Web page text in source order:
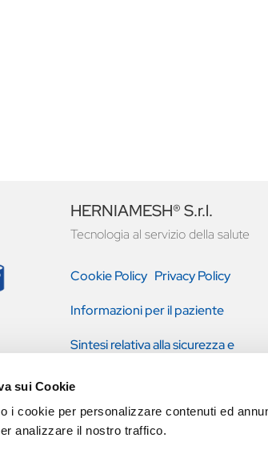
sui Cookie
i cookie per personalizzare contenuti ed
analizzare il nostro traffico.
HERNIAMESH® S.r.l.
Tecnologia al servizio della salute
Cookie Policy Privacy Policy
Informazioni per il paziente
Sintesi relativa alla sicurezza e